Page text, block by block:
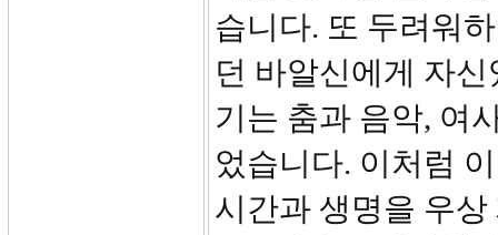
습니다. 또 두려워
던 바알신에게 자
기는 춤과 음악, 여
었습니다. 이처럼
시간과 생명을 우